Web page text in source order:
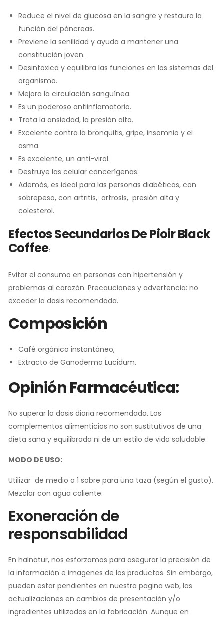
Reduce el nivel de glucosa en la sangre y restaura la
función del páncreas.
Previene la senilidad y ayuda a mantener una
constitución joven.
Desintoxica y equilibra las funciones en los sistemas del
organismo.
Mejora la circulación sanguínea.
Es un poderoso antiinflamatorio.
Trata la ansiedad, la presión alta.
Excelente contra la bronquitis, gripe, insomnio y el
asma.
Es excelente, un anti-viral.
Destruye las celular cancerígenas.
Además, es ideal para las personas diabéticas, con
sobrepeso, con artritis, artrosis, presión alta y
colesterol.
Efectos Secundarios DePioir Black
Coffee:
Evitar el consumo en personas con hipertensión y
problemas al corazón. Precauciones y advertencia: no
exceder la dosis recomendada.
Composición
Café orgánico instantáneo,
Extracto de Ganoderma Lucidum.
Opinión Farmacéutica:
No superar la dosis diaria recomendada. Los
complementos alimenticios no son sustitutivos de una
dieta sana y equilibrada ni de un estilo de vida saludable.
MODO DE USO:
Utilizar de medio a 1 sobre para una taza (según el gusto).
Mezclar con agua caliente.
Exoneración de
responsabilidad
En halnatur, nos esforzamos para asegurar la precisión de
la información e imagenes de los productos. Sin embargo,
pueden estar pendientes en nuestra pagina web, las
actualizaciones en cambios de presentación y/o
ingredientes utilizados en la fabricación. Aunque en